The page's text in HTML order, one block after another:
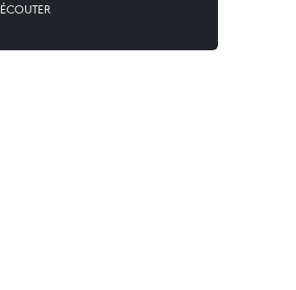
ÉCOUTER